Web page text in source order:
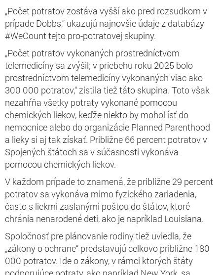
„Počet potratov zostáva vyšší ako pred rozsudkom v
prípade Dobbs,“ ukazujú najnovšie údaje z databázy
#WeCount tejto pro-potratovej skupiny.
„Počet potratov vykonaných prostredníctvom
telemedicíny sa zvýšil; v priebehu roku 2025 bolo
prostredníctvom telemedicíny vykonaných viac ako
300 000 potratov,“ zistila tiež táto skupina. Toto však
nezahŕňa všetky potraty vykonané pomocou
chemických liekov, keďže niekto by mohol ísť do
nemocnice alebo do organizácie Planned Parenthood
a lieky si aj tak získať. Približne 66 percent potratov v
Spojených štátoch sa v súčasnosti vykonáva
pomocou chemických liekov.
V každom prípade to znamená, že približne 29 percent
potratov sa vykonáva mimo fyzického zariadenia,
často s liekmi zaslanými poštou do štátov, ktoré
chránia nenarodené deti, ako je napríklad Louisiana.
Spoločnosť pre plánovanie rodiny tiež uviedla, že
„zákony o ochrane“ predstavujú celkovo približne 180
000 potratov. Ide o zákony, v rámci ktorých štáty